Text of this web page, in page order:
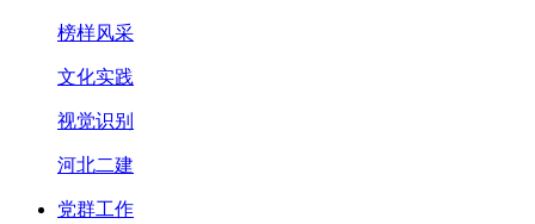
榜样风采
文化实践
视觉识别
河北二建
党群工作